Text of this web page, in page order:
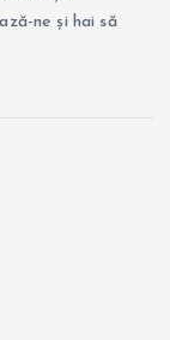
ne și hai să